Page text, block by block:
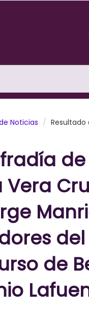
Noticias Resultado
Vera
del
de